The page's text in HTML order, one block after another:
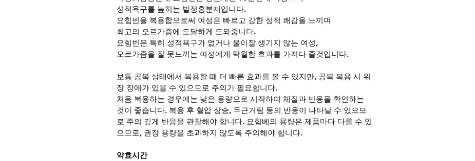
성적욕구를 높히는 발정흥분제입니다.
요힘빈을 복용함으로써 여성은 빠르고 강한 성적 쾌감을 느끼며
최고의 오르가즘에 도달하게 도와줍니다.
요힘빈은 특히 성적욕구가 없거나 물이잘 생기지 않는 여성,
오르가즘을 잘 못느끼는 여성에게 탁월한 효과를 가져다 줄것입니다.
보통 공복 상태에서 복용할 때 더 빠른 효과를 볼 수 있지만, 공복 복용 시 위
장 장애가 있을 수 있으므로 주의가 필요합니다.
처음 복용하는 경우에는 낮은 용량으로 시작하여 체질과 반응을 확인하는
것이 좋습니다. 복용 후 혈압 상승, 두근거림 등의 반응이 나타날 수 있으므
로 주의 깊게 반응을 관찰해야 합니다. 요힘베의 용량은 제품마다 다를 수 있
으므로, 권장 용량을 초과하지 않도록 주의해야 합니다.
약효시간